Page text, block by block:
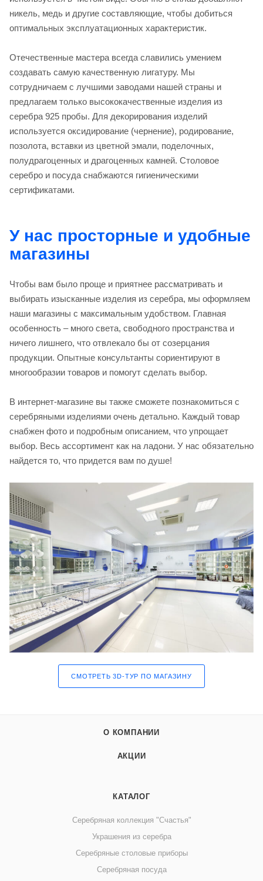
никель, медь и другие составляющие, чтобы добиться
оптимальных эксплуатационных характеристик.
Отечественные мастера всегда славились умением
создавать самую качественную лигатуру. Мы
сотрудничаем с лучшими заводами нашей страны и
предлагаем только высококачественные изделия из
серебра 925 пробы. Для декорирования изделий
используется оксидирование (чернение), родирование,
позолота, вставки из цветной эмали, поделочных,
полудрагоценных и драгоценных камней. Столовое
серебро и посуда снабжаются гигиеническими
сертификатами.
У нас просторные и удобные
магазины
Чтобы вам было проще и приятнее рассматривать и
выбирать изысканные изделия из серебра, мы оформляем
наши магазины с максимальным удобством. Главная
особенность – много света, свободного пространства и
ничего лишнего, что отвлекало бы от созерцания
продукции. Опытные консультанты сориентируют в
многообразии товаров и помогут сделать выбор.
В интернет-магазине вы также сможете познакомиться с
серебряными изделиями очень детально. Каждый товар
снабжен фото и подробным описанием, что упрощает
выбор. Весь ассортимент как на ладони. У нас обязательно
найдется то, что придется вам по душе!
СМОТРЕТЬ 3D-ТУР ПО МАГАЗИНУ
О КОМПАНИИ
АКЦИИ
КАТАЛОГ
Серебряная коллекция "Счастья"
Украшения из серебра
Серебряные столовые приборы
Серебряная посуда